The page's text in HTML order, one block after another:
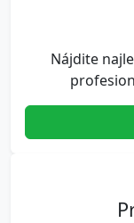
Nájdite